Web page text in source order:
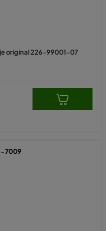
original 226-99001-07
7009